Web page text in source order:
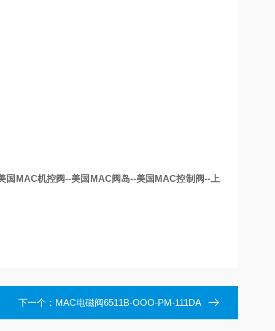
MAC机控阀--美国MAC阀岛--美国MAC控制阀--上
下一个： MAC电磁阀6511B-OOO-PM-111DA